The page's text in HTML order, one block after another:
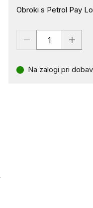
Obroki s Petrol Pay
Na zalogi pri